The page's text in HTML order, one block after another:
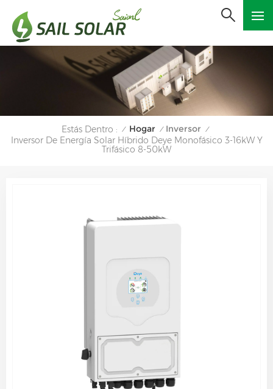
Estás Dentro : / Hogar / Inversor /
Inversor De Energía Solar Híbrido Deye Monofásico 3-16kW Y
Trifásico 8-50kW